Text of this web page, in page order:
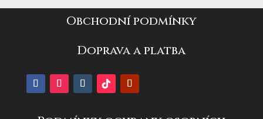
Obchodní podmínky
Doprava a platba